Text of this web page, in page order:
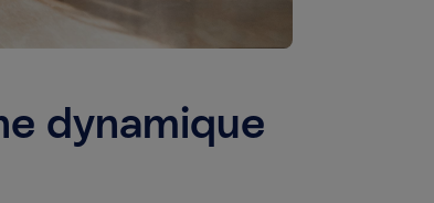
dynamique